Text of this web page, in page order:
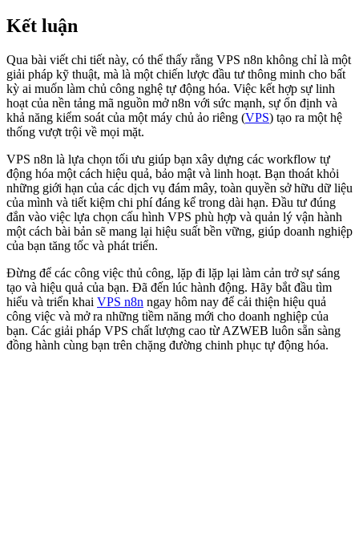
Kết luận
Qua bài viết chi tiết này, có thể thấy rằng VPS n8n không chỉ là một
giải pháp kỹ thuật, mà là một chiến lược đầu tư thông minh cho bất
kỳ ai muốn làm chủ công nghệ tự động hóa. Việc kết hợp sự linh
hoạt của nền tảng mã nguồn mở n8n với sức mạnh, sự ổn định và
khả năng kiểm soát của một máy chủ ảo riêng (VPS) tạo ra một hệ
thống vượt trội về mọi mặt.
VPS n8n là lựa chọn tối ưu giúp bạn xây dựng các workflow tự
động hóa một cách hiệu quả, bảo mật và linh hoạt. Bạn thoát khỏi
những giới hạn của các dịch vụ đám mây, toàn quyền sở hữu dữ liệu
của mình và tiết kiệm chi phí đáng kể trong dài hạn. Đầu tư đúng
đắn vào việc lựa chọn cấu hình VPS phù hợp và quản lý vận hành
một cách bài bản sẽ mang lại hiệu suất bền vững, giúp doanh nghiệp
của bạn tăng tốc và phát triển.
Đừng để các công việc thủ công, lặp đi lặp lại làm cản trở sự sáng
tạo và hiệu quả của bạn. Đã đến lúc hành động. Hãy bắt đầu tìm
hiểu và triển khai VPS n8n ngay hôm nay để cải thiện hiệu quả
công việc và mở ra những tiềm năng mới cho doanh nghiệp của
bạn. Các giải pháp VPS chất lượng cao từ AZWEB luôn sẵn sàng
đồng hành cùng bạn trên chặng đường chinh phục tự động hóa.